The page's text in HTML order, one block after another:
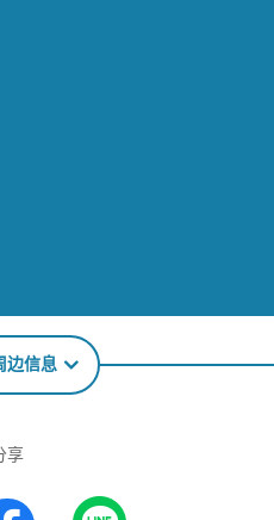
边信息
享